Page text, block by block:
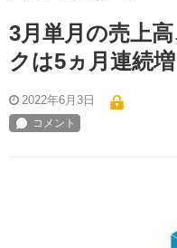
3月単月の売上
クは5ヵ月連続増
2022年6月3日